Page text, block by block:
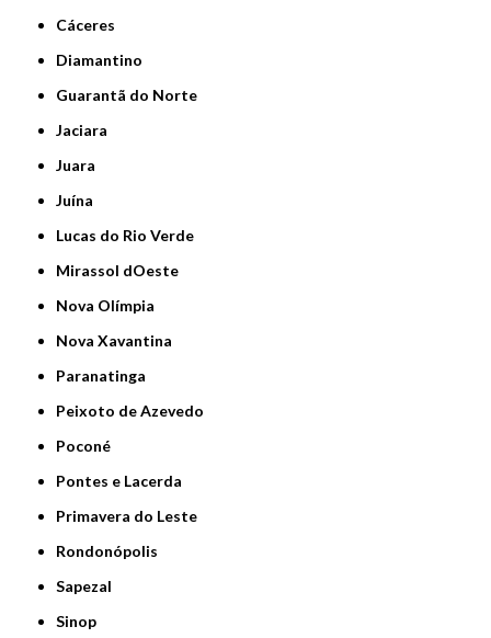
Cáceres
Diamantino
Guarantã do Norte
Jaciara
Juara
Juína
Lucas do Rio Verde
Mirassol dOeste
Nova Olímpia
Nova Xavantina
Paranatinga
Peixoto de Azevedo
Poconé
Pontes e Lacerda
Primavera do Leste
Rondonópolis
Sapezal
Sinop